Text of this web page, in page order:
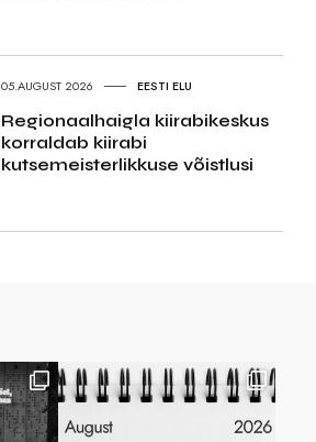
05.AUGUST 2026 EESTI ELU
Regionaalhaigla kiirabikeskus
korraldab kiirabi
kutsemeisterlikkuse võistlusi